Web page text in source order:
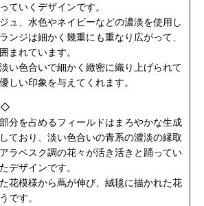
ていくデザインです。
ュ、水色やネイビーなどの濃淡を使用し
ンジは細かく幾重にも重なり広がって、
まれています。
い色合いで細かく緻密に織り上げられて
しい印象を与えてくれます。
◇
分を占めるフィールドはまろやかな生成
ており、淡い色合いの青系の濃淡の縁取
ラベスク調の花々が活き活きと踊ってい
デザインです。
花模様から蔦が伸び、絨毯に描かれた花
です。